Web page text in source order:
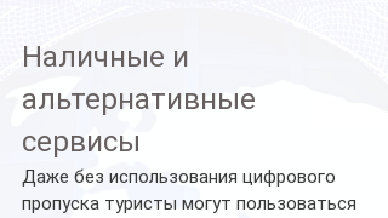
Наличные и
альтернативные
сервисы
Даже без использования цифрового
пропуска туристы могут пользоваться